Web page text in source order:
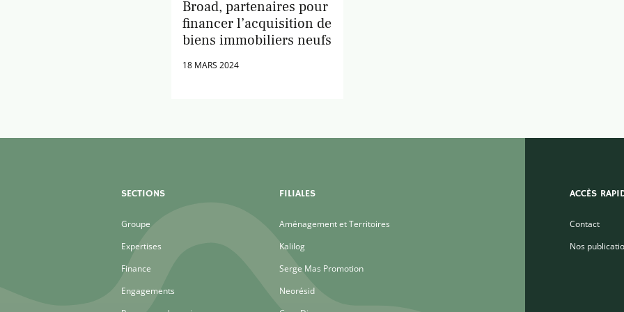
Broad, partenaires pour
financer l’acquisition de
biens immobiliers neufs
18 MARS 2024
SECTIONS
Groupe
Expertises
Finance
Engagements
FILIALES
Aménagement et Territoires
Kalilog
Serge Mas Promotion
Neorésid
ACCÈS
Contact
Nos